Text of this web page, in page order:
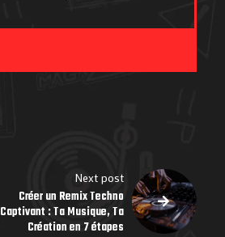
Next post
Créer un Remix Techno
Captivant : Ta Musique, Ta
Création en 7 étapes